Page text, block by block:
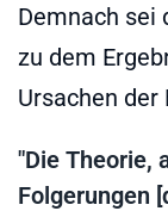
Demnach sei
zu dem
Ursachen
"Die Theorie,
Folgerungen